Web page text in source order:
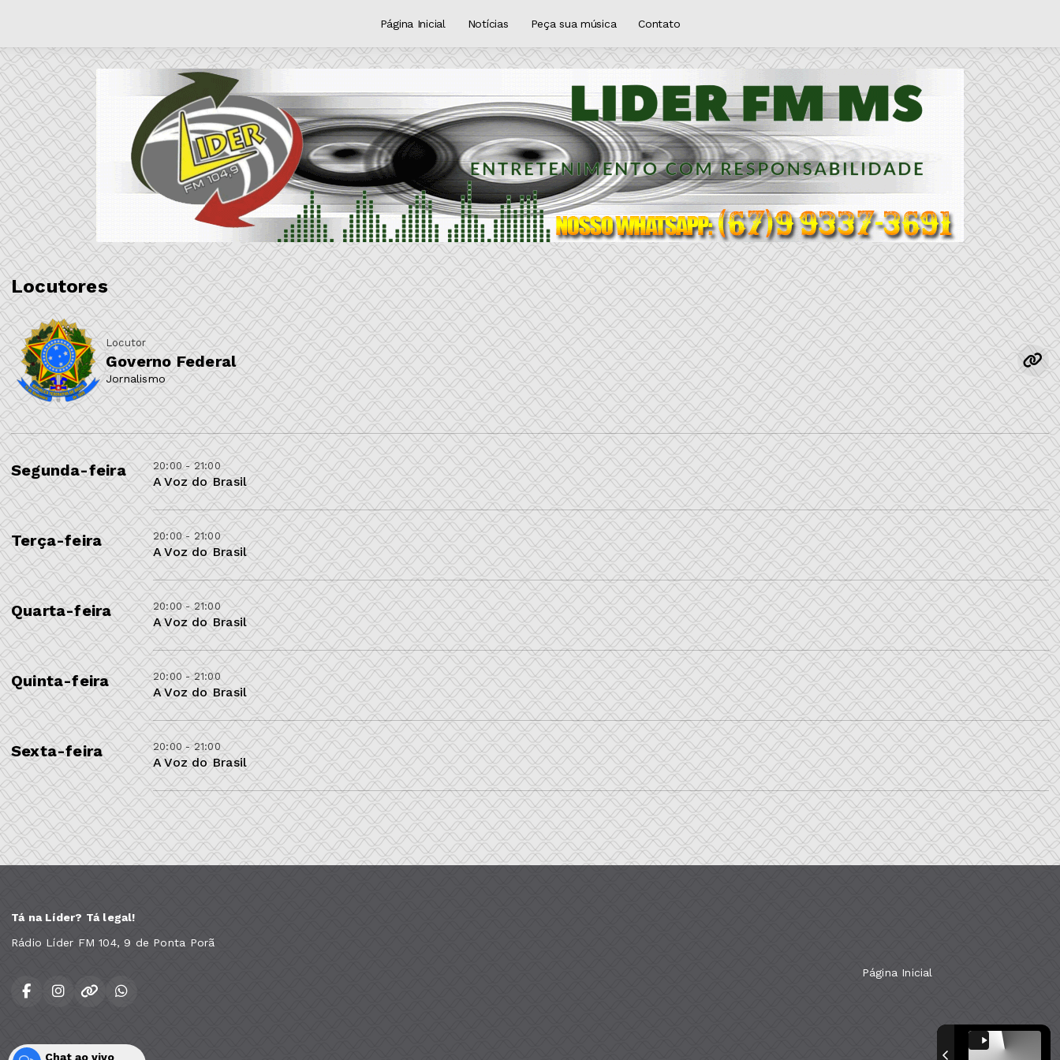
Página Inicial Notícias Peça sua música Contato
Locutores
Locutor
Governo Federal
Jornalismo
Segunda-feira 20:00 - 21:00
A Voz do Brasil
Terça-feira 20:00 - 21:00
A Voz do Brasil
Quarta-feira 20:00 - 21:00
A Voz do Brasil
Quinta-feira 20:00 - 21:00
A Voz do Brasil
Sexta-feira 20:00 - 21:00
A Voz do Brasil
Tá na Líder? Tá legal!
Rádio Líder FM 104, 9 de Ponta Porã
Página Inicial
Chat ao vivo